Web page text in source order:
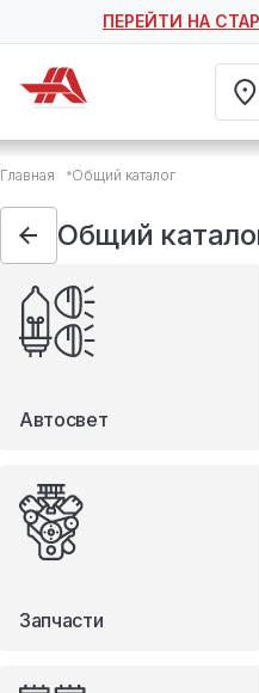
ПЕРЕЙТИ НА
Общий каталог
Автосвет
Автотовары
Запчасти
Масла и технические
Мототовары
Туризм
Главная Общий каталог
Общий
Автосвет
Запчасти